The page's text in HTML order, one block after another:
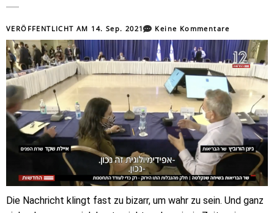
VERÖFFENTLICHT AM 14. Sep. 2021 Keine Kommentare
Die Nachricht klingt fast zu bizarr, um wahr zu sein. Und ganz